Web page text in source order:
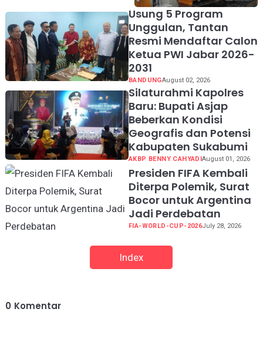
Usung 5 Program
Unggulan, Tantan
Resmi Mendaftar Calon
Ketua PWI Jabar 2026-
2031
BANDUNGAugust 02, 2026
Silaturahmi Kapolres
Baru: Bupati Asjap
Beberkan Kondisi
Geografis dan Potensi
Kabupaten Sukabumi
AKBP BENNY CAHYADIAugust 01, 2026
Presiden FIFA Kembali
Diterpa Polemik, Surat
Bocor untuk Argentina
Jadi Perdebatan
FIA-WORLD-CUP-2026July 28, 2026
Index
0 Komentar